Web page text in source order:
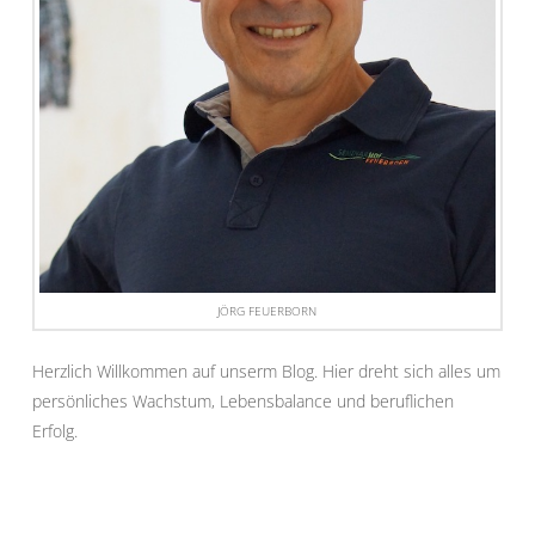
JÖRG FEUERBORN
Herzlich Willkommen auf unserm Blog. Hier dreht sich alles um
persönliches Wachstum, Lebensbalance und beruflichen
Erfolg.